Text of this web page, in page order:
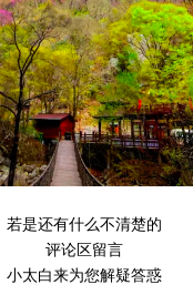
若是还有什么不清楚的
评论区留言
小太白来为您解疑答惑